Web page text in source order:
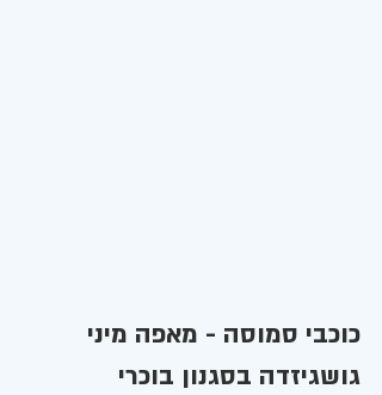
כוכבי סמוסה - מאפה מיני
גושגיזדה בסגנון בוכרי